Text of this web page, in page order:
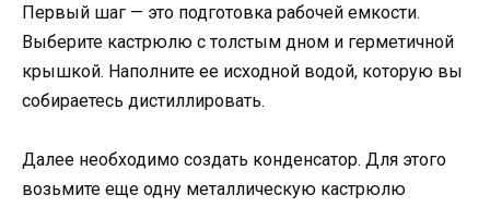
Первый шаг — это подготовка рабочей емкости.
Выберите кастрюлю с толстым дном и герметичной
крышкой. Наполните ее исходной водой, которую вы
собираетесь дистиллировать.
Далее необходимо создать конденсатор. Для этого
возьмите еще одну металлическую кастрюлю